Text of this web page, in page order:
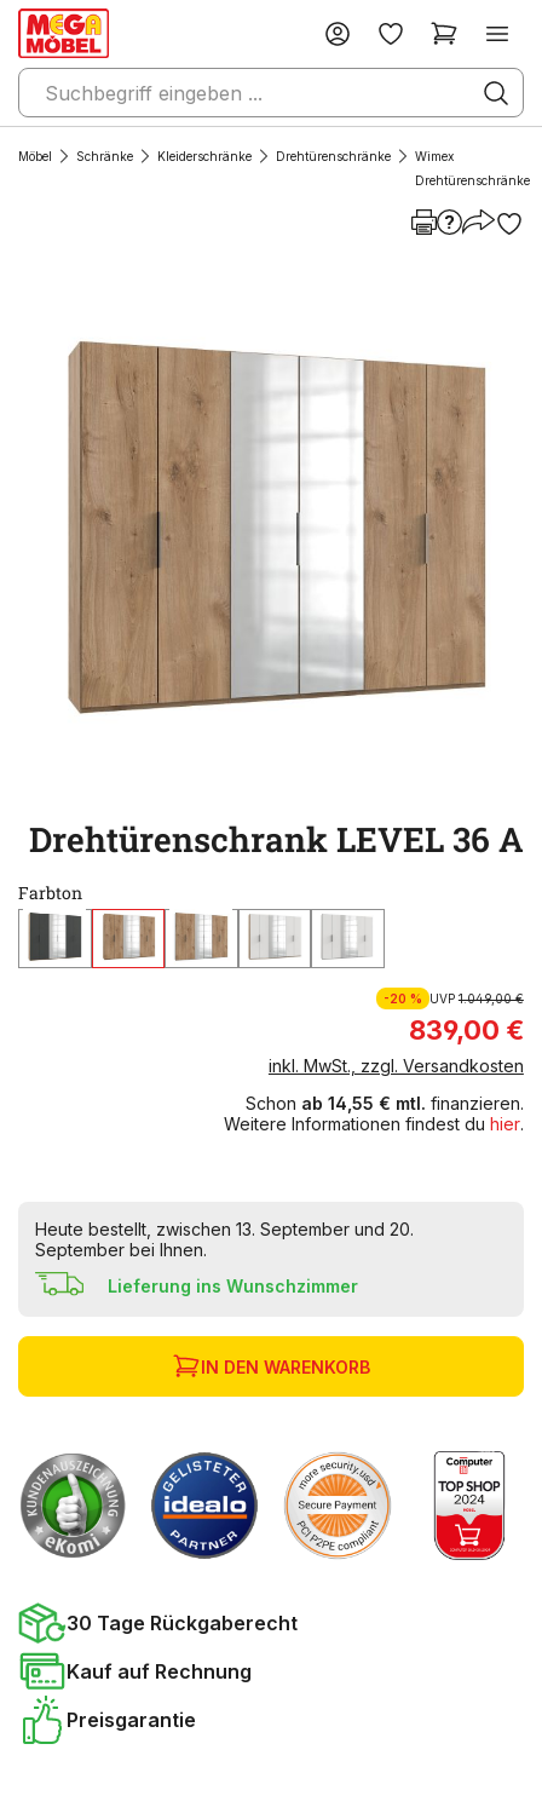
Möbel Schränke Kleiderschränke Drehtürenschränke
Wimex
Drehtürenschränke
Drehtürenschrank LEVEL 36 A
Farbton
-20 % UVP1.049,00 €
839,00 €
inkl. MwSt., zzgl. Versandkosten
Schon ab 14,55 € mtl. finanzieren.
Weitere Informationen findest du hier.
Heute bestellt, zwischen 13. September und 20.
September bei Ihnen.
Lieferung ins Wunschzimmer
IN DEN WARENKORB
30 Tage Rückgaberecht
Kauf auf Rechnung
Preisgarantie